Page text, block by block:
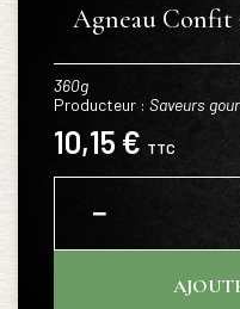
Agneau Confit
360g
Producteur : Saveurs
10,15 € TTC
−